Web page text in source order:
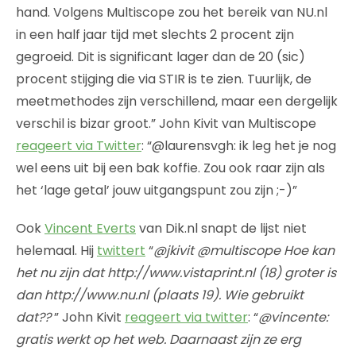
hand. Volgens Multiscope zou het bereik van NU.nl
in een half jaar tijd met slechts 2 procent zijn
gegroeid. Dit is significant lager dan de 20 (sic)
procent stijging die via STIR is te zien. Tuurlijk, de
meetmethodes zijn verschillend, maar een dergelijk
verschil is bizar groot.” John Kivit van Multiscope
reageert via Twitter: “@laurensvgh: ik leg het je nog
wel eens uit bij een bak koffie. Zou ook raar zijn als
het ‘lage getal’ jouw uitgangspunt zou zijn ;-)”
OokVincent Everts van Dik.nl snapt de lijst niet
helemaal. Hij twittert “@jkivit @multiscope Hoe kan
het nu zijn dat http://www.vistaprint.nl (18) groter is
dan http://www.nu.nl (plaats 19). Wie gebruikt
dat??” John Kivit reageert via twitter: “@vincente:
gratis werkt op het web. Daarnaast zijn ze erg